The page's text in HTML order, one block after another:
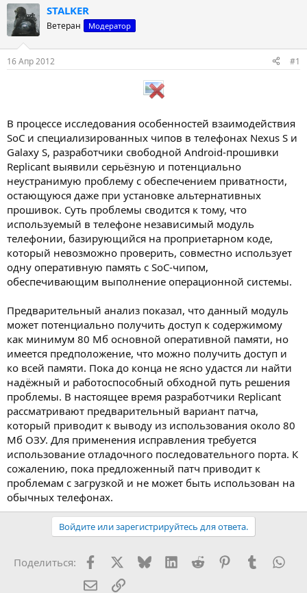
т
о
р
т
м
т
н
а
STALKER
Ветеран Модератор
16 Апр 2012 #1
В процессе исследования особенностей взаимодействия
SoC и специализированных чипов в телефонах Nexus S и
Galaxy S, разработчики свободной Android-прошивки
Replicant выявили серьёзную и потенциально
неустранимую проблему с обеспечением приватности,
остающуюся даже при установке альтернативных
прошивок. Суть проблемы сводится к тому, что
используемый в телефоне независимый модуль
телефонии, базирующийся на проприетарном коде,
который невозможно проверить, совместно использует
одну оперативную память с SoC-чипом,
обеспечивающим выполнение операционной системы.
Предварительный анализ показал, что данный модуль
может потенциально получить доступ к содержимому
как минимум 80 Мб основной оперативной памяти, но
имеется предположение, что можно получить доступ и
ко всей памяти. Пока до конца не ясно удастся ли найти
надёжный и работоспособный обходной путь решения
проблемы. В настоящее время разработчики Replicant
рассматривают предварительный вариант патча,
который приводит к выводу из использования около 80
Мб ОЗУ. Для применения исправления требуется
использование отладочного последовательного порта. К
сожалению, пока предложенный патч приводит к
проблемам с загрузкой и не может быть использован на
обычных телефонах.
Войдите или зарегистрируйтесь для ответа.
Поделиться: FacebookX (Twitter)
BlueskyLinkedInReddit PinterestTumblr
Электронная почта
Ссылка